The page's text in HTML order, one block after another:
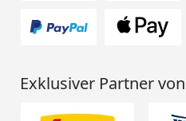
Exklusiver Partner von